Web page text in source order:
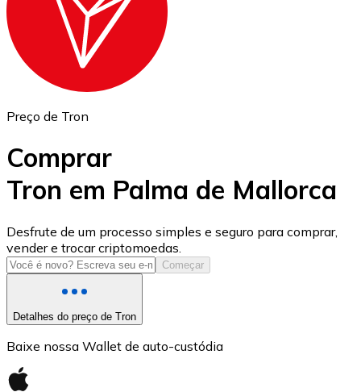
ETH
USD Coin
USDC
Preço de Tron
Comprar
Tron em Palma de Mallorca
Desfrute de um processo simples e seguro para comprar,
vender e trocar criptomoedas.
Começar
Detalhes do preço de Tron
Baixe nossa Wallet de auto-custódia